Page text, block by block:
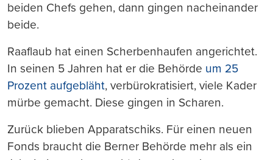
beiden Chefs gehen, dann gingen nacheinander
beide.
Raaflaub hat einen Scherbenhaufen angerichtet.
In seinen 5 Jahren hat er die Behörde um 25
Prozent aufgebläht, verbürokratisiert, viele Kader
mürbe gemacht. Diese gingen in Scharen.
Zurück blieben Apparatschiks. Für einen neuen
Fonds braucht die Berner Behörde mehr als ein